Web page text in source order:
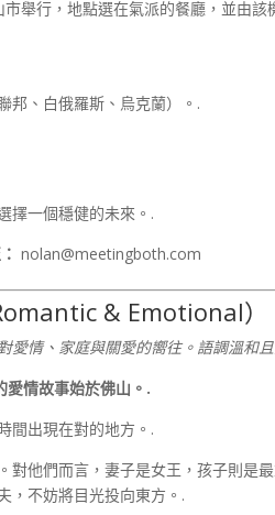
舉行，地點選在氣派的餐廳，並由該
邦、白俄羅斯、烏克蘭）。.
擇一個穩健的未來。.
nolan@meetingboth.com
& Emotional）
愛情、家庭與關愛的嚮往。語調溫和
情故事始於佛山。.
間出現在對的地方。.
對他們而言，妻子是女王，孩子則是
，不妨將目光投向東方。.